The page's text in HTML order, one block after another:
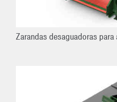
Zarandas desaguadoras